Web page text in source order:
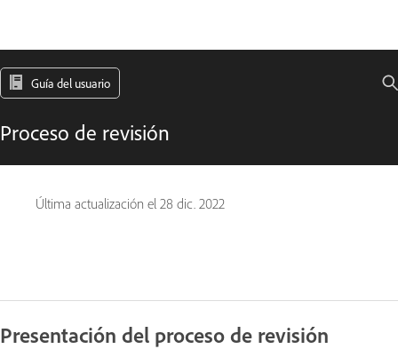
Guía del usuario
Proceso de revisión
Última actualización el 28 dic. 2022
Presentación del proceso de revisión